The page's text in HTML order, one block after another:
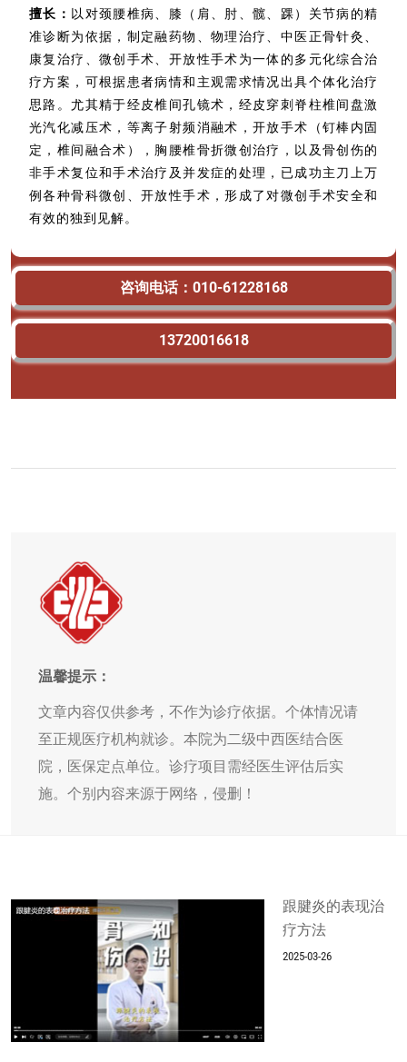
擅长： 以对颈腰椎病、膝（肩、肘、髋、踝）关节病的精
准诊断为依据，制定融药物、物理治疗、中医正骨针灸、
康复治疗、微创手术、开放性手术为一体的多元化综合治
疗方案，可根据患者病情和主观需求情况出具个体化治疗
思路。尤其精于经皮椎间孔镜术，经皮穿刺脊柱椎间盘激
光汽化减压术，等离子射频消融术，开放手术（钉棒内固
定，椎间融合术），胸腰椎骨折微创治疗，以及骨创伤的
非手术复位和手术治疗及并发症的处理，已成功主刀上万
例各种骨科微创、开放性手术，形成了对微创手术安全和
有效的独到见解。
咨询电话：010-61228168
13720016618
温馨提示：
文章内容仅供参考，不作为诊疗依据。个体情况请
至正规医疗机构就诊。本院为二级中西医结合医
院，医保定点单位。诊疗项目需经医生评估后实
施。个别内容来源于网络，侵删！
跟腱炎的表现治
疗方法
2025-03-26